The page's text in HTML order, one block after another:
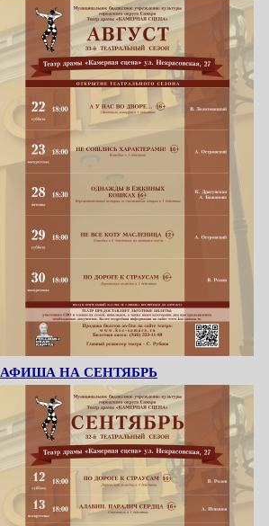
АФИША НА СЕНТЯБРЬ